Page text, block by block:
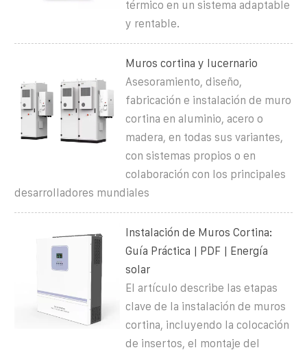
térmico en un sistema adaptable
y rentable.
Muros cortina y lucernario
Asesoramiento, diseño,
fabricación e instalación de muro
cortina en aluminio, acero o
madera, en todas sus variantes,
con sistemas propios o en
colaboración con los principales
desarrolladores mundiales
Instalación de Muros Cortina:
Guía Práctica | PDF | Energía
solar
El artículo describe las etapas
clave de la instalación de muros
cortina, incluyendo la colocación
de insertos, el montaje del